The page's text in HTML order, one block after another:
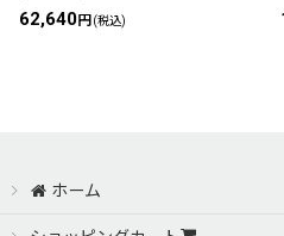
62,640円(税込)
ホーム